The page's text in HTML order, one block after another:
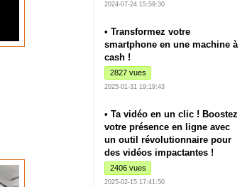
2024-07-24 15:59:30
• Transformez votre
smartphone en une machine à
cash !
2827 vues
2025-01-31 19:19:43
• Ta vidéo en un clic ! Boostez
votre présence en ligne avec
un outil révolutionnaire pour
des vidéos impactantes !
2406 vues
2025-02-15 17:41:50